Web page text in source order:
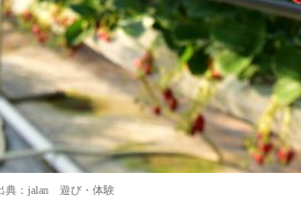
典：jalan 遊び・体験